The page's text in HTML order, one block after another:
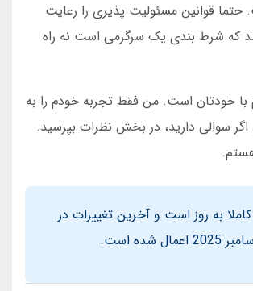
قوانین مسئولیت پذیری را رعایت
که شرط بندی یک سرگرمی است نه راه
با خودتان است. من فقط تجربه خودم را به
سوالی دارید، در بخش نظرات بپرسید.
کاملا به روز است و آخرین تغییرات در
اعمال شده است.